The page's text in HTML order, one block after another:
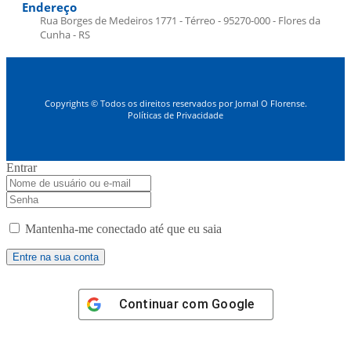
Endereço
Rua Borges de Medeiros 1771 - Térreo - 95270-000 - Flores da
Cunha - RS
Copyrights © Todos os direitos reservados por Jornal O Florense.
Políticas de Privacidade
Entrar
Mantenha-me conectado até que eu saia
Continuar com Google